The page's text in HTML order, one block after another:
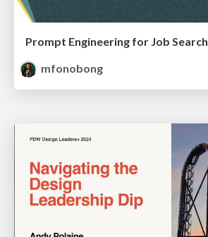
Prompt Engineering for Job Search
mfonobong